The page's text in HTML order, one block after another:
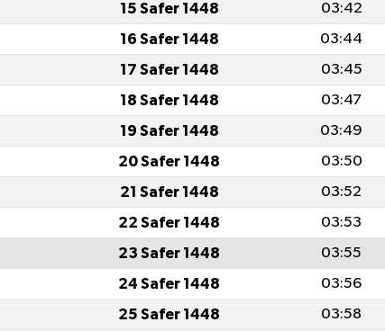
15 Safer 1448 03:42
16 Safer 1448 03:44
17 Safer 1448 03:45
18 Safer 1448 03:47
19 Safer 1448 03:49
20 Safer 1448 03:50
21 Safer 1448 03:52
22 Safer 1448 03:53
23 Safer 1448 03:55
24 Safer 1448 03:56
25 Safer 1448 03:58